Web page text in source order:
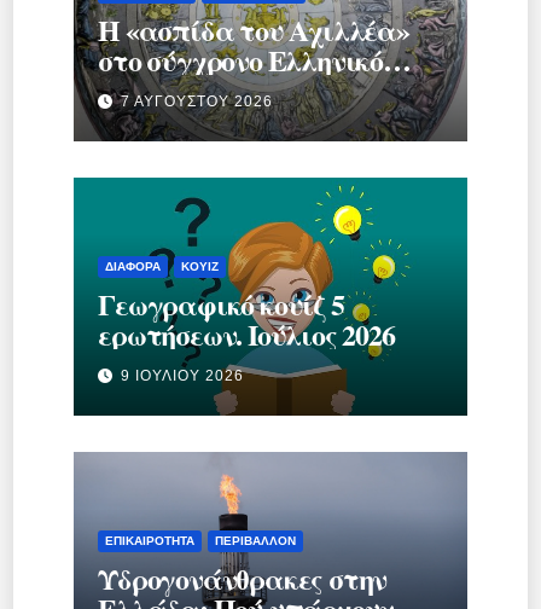
Η «ασπίδα του Αχιλλέα»
στο σύγχρονο Ελληνικό
κράτος.
7 ΑΥΓΟΎΣΤΟΥ 2026
ΔΙΆΦΟΡΑ ΚΟΥΊΖ
Γεωγραφικό κουίζ 5
ερωτήσεων. Ιούλιος 2026
9 ΙΟΥΛΊΟΥ 2026
ΕΠΙΚΑΙΡΌΤΗΤΑ ΠΕΡΙΒΆΛΛΟΝ
Υδρογονάνθρακες στην